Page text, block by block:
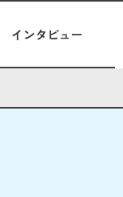
インタビュー